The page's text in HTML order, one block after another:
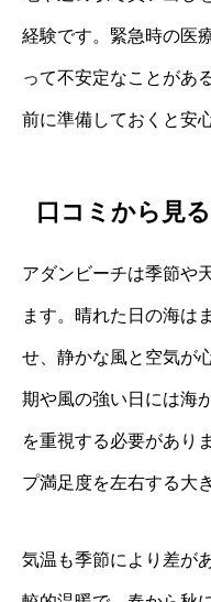
経験です。緊急時の医
って不安定なことがあ
前に準備しておくと安
口コミから見
アダンビーチは季節や
ます。晴れた日の海は
せ、静かな風と空気が
期や風の強い日には海
を重視する必要があり
プ満足度を左右する大
気温も季節により差が